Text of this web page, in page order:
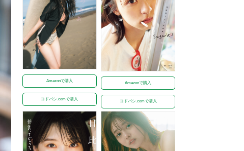
Amazonで購入
ヨドバシ.comで購入
Amazonで購入
ヨドバシ.comで購入